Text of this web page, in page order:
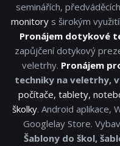
seminářích,
monitorys širokým
Pronájem dotykové
zapůjčení dotykový
veletrhy. Pronájem
techniky na veletrhy,
počítače, tablety,
školky. Android aplikace,
Googlelay Store.
Šablony do škol,